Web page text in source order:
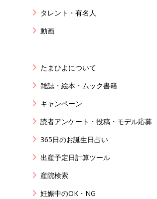
タレント・有名人
動画
たまひよについて
雑誌・絵本・ムック書籍
キャンペーン
読者アンケート・投稿・モデル応募
365日のお誕生日占い
出産予定日計算ツール
産院検索
妊娠中のOK・NG